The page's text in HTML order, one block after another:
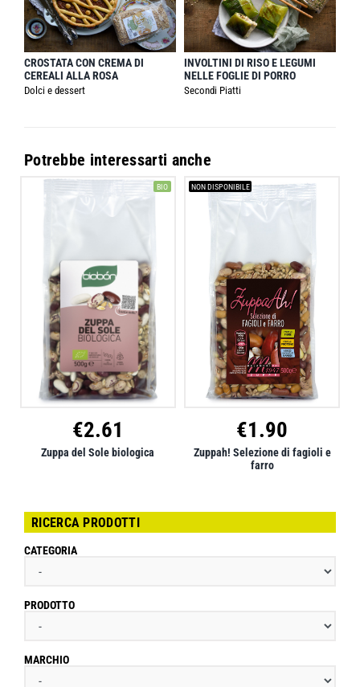
CROSTATA CON CREMA DI
CEREALI ALLA ROSA
Dolci e dessert
INVOLTINI DI RISO E LEGUMI
NELLE FOGLIE DI PORRO
Secondi Piatti
Potrebbe interessarti anche
BIO
€2.61
Zuppa del Sole biologica
NON DISPONIBILE
€1.90
Zuppah! Selezione di fagioli e
farro
RICERCA PRODOTTI
CATEGORIA
PRODOTTO
MARCHIO